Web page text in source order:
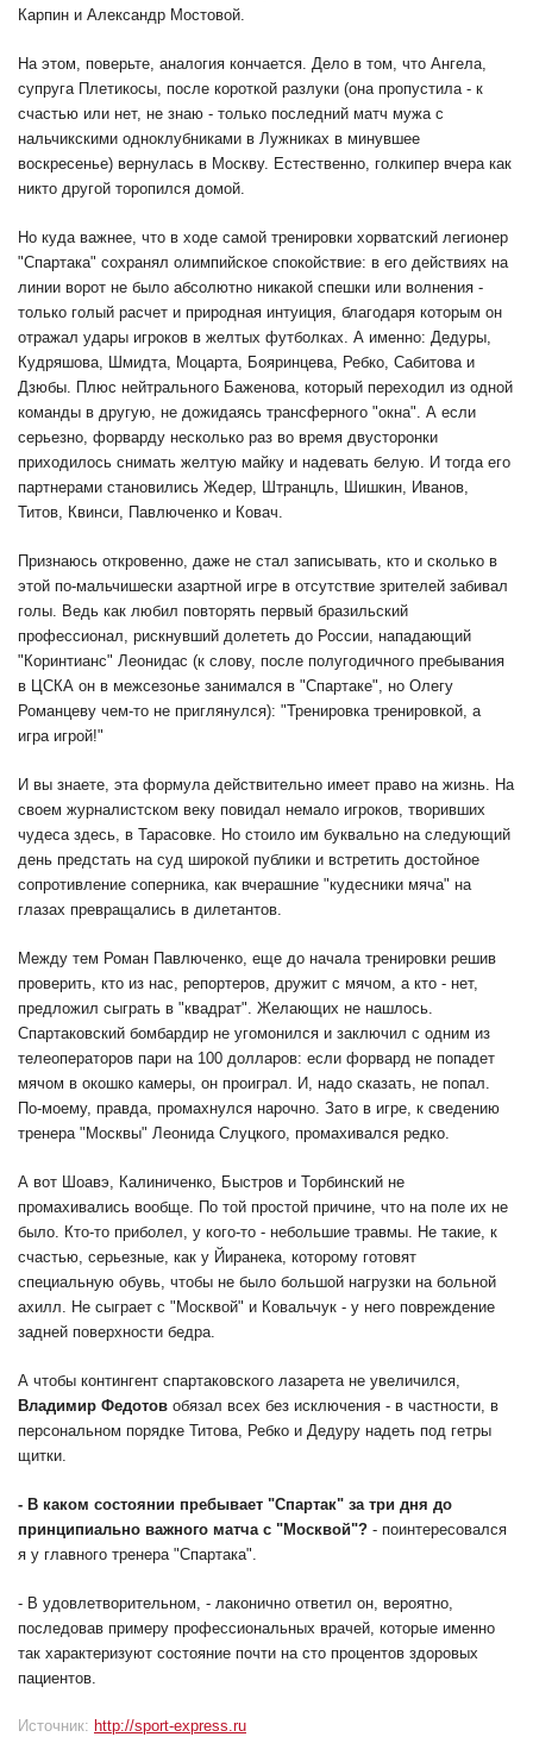
Карпин и Александр Мостовой.
На этом, поверьте, аналогия кончается. Дело в том, что Ангела,
супруга Плетикосы, после короткой разлуки (она пропустила - к
счастью или нет, не знаю - только последний матч мужа с
нальчикскими одноклубниками в Лужниках в минувшее
воскресенье) вернулась в Москву. Естественно, голкипер вчера как
никто другой торопился домой.
Но куда важнее, что в ходе самой тренировки хорватский легионер
"Спартака" сохранял олимпийское спокойствие: в его действиях на
линии ворот не было абсолютно никакой спешки или волнения -
только голый расчет и природная интуиция, благодаря которым он
отражал удары игроков в желтых футболках. А именно: Дедуры,
Кудряшова, Шмидта, Моцарта, Бояринцева, Ребко, Сабитова и
Дзюбы. Плюс нейтрального Баженова, который переходил из одной
команды в другую, не дожидаясь трансферного "окна". А если
серьезно, форварду несколько раз во время двусторонки
приходилось снимать желтую майку и надевать белую. И тогда его
партнерами становились Жедер, Штранцль, Шишкин, Иванов,
Титов, Квинси, Павлюченко и Ковач.
Признаюсь откровенно, даже не стал записывать, кто и сколько в
этой по-мальчишески азартной игре в отсутствие зрителей забивал
голы. Ведь как любил повторять первый бразильский
профессионал, рискнувший долететь до России, нападающий
"Коринтианс" Леонидас (к слову, после полугодичного пребывания
в ЦСКА он в межсезонье занимался в "Спартаке", но Олегу
Романцеву чем-то не приглянулся): "Тренировка тренировкой, а
игра игрой!"
И вы знаете, эта формула действительно имеет право на жизнь. На
своем журналистском веку повидал немало игроков, творивших
чудеса здесь, в Тарасовке. Но стоило им буквально на следующий
день предстать на суд широкой публики и встретить достойное
сопротивление соперника, как вчерашние "кудесники мяча" на
глазах превращались в дилетантов.
Между тем Роман Павлюченко, еще до начала тренировки решив
проверить, кто из нас, репортеров, дружит с мячом, а кто - нет,
предложил сыграть в "квадрат". Желающих не нашлось.
Спартаковский бомбардир не угомонился и заключил с одним из
телеоператоров пари на 100 долларов: если форвард не попадет
мячом в окошко камеры, он проиграл. И, надо сказать, не попал.
По-моему, правда, промахнулся нарочно. Зато в игре, к сведению
тренера "Москвы" Леонида Слуцкого, промахивался редко.
А вот Шоавэ, Калиниченко, Быстров и Торбинский не
промахивались вообще. По той простой причине, что на поле их не
было. Кто-то приболел, у кого-то - небольшие травмы. Не такие, к
счастью, серьезные, как у Йиранека, которому готовят
специальную обувь, чтобы не было большой нагрузки на больной
ахилл. Не сыграет с "Москвой" и Ковальчук - у него повреждение
задней поверхности бедра.
А чтобы контингент спартаковского лазарета не увеличился,
Владимир Федотов обязал всех без исключения - в частности, в
персональном порядке Титова, Ребко и Дедуру надеть под гетры
щитки.
- В каком состоянии пребывает "Спартак" за три дня до
принципиально важного матча с "Москвой"? - поинтересовался
я у главного тренера "Спартака".
- В удовлетворительном, - лаконично ответил он, вероятно,
последовав примеру профессиональных врачей, которые именно
так характеризуют состояние почти на сто процентов здоровых
пациентов.
Источник: http://sport-express.ru